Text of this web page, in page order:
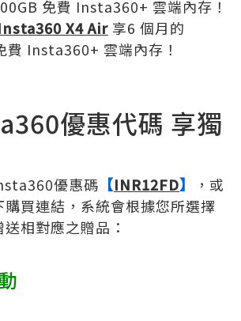
免費 Insta360+ 雲端內存！
X4 Air 享6 個月的
費 Insta360+ 雲端內存！
優惠代碼 享獨
優惠碼 【INR12FD】
，或
購買連結，系統會根據您所選擇
相對應之贈品：